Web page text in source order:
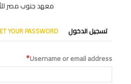
معهد جنوب مصر
التبويبات
الأساسية
تسجيل الدخول YOUR PASSWORD
Username or email address